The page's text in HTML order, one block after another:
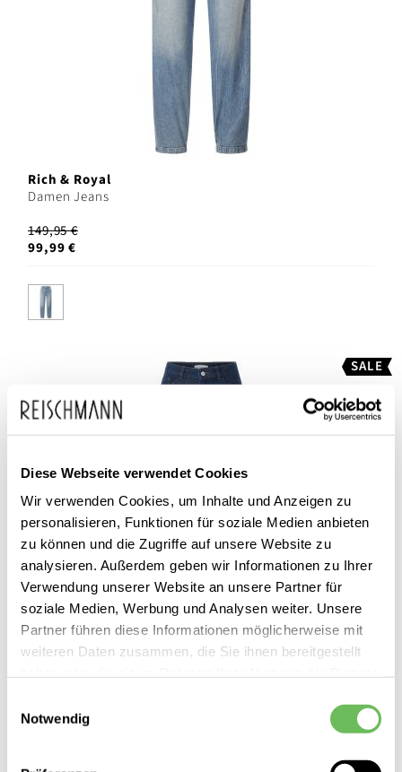
Diese Webseite verwendet Cookies
Wir verwenden Cookies, um Inhalte und Anzeigen zu
personalisieren, Funktionen für soziale Medien anbieten
zu können und die Zugriffe auf unsere Website zu
analysieren. Außerdem geben wir Informationen zu Ihrer
Verwendung unserer Website an unsere Partner für
soziale Medien, Werbung und Analysen weiter. Unsere
Partner führen diese Informationen möglicherweise mit
weiteren Daten zusammen, die Sie ihnen bereitgestellt
Notwendig
Rich & Royal
Damen Jeans
149,95 €
99,99 €
SALE
Rich & Royal
Damen Jeanshose
159,95 €
119,99 €